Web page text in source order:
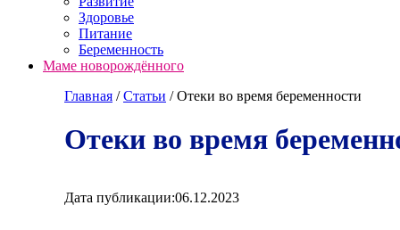
Здоровье
Питание
Беременность
Маме новорождённого
Главная /Cтатьи /Отеки во время беременности
Отеки во время
Дата публикации:06.12.2023